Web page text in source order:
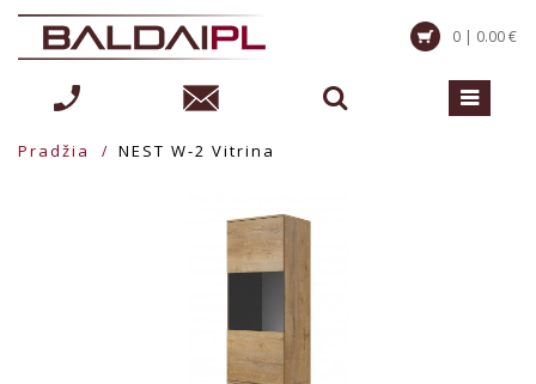
0 | 0.00 €
Pradžia NEST W-2 Vitrina